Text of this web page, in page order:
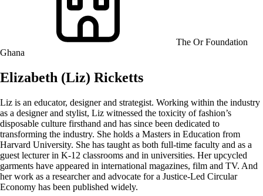
The Or Foundation
Ghana
Elizabeth (Liz) Ricketts
Liz is an educator, designer and strategist. Working within the industry
as a designer and stylist, Liz witnessed the toxicity of fashion’s
disposable culture firsthand and has since been dedicated to
transforming the industry. She holds a Masters in Education from
Harvard University. She has taught as both full-time faculty and as a
guest lecturer in K-12 classrooms and in universities. Her upcycled
garments have appeared in international magazines, film and TV. And
her work as a researcher and advocate for a Justice-Led Circular
Economy has been published widely.